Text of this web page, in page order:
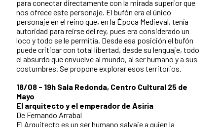
para conectar directamente con la mirada superior que
nos ofrece este personaje. El bufón era el único
personaje en el reino que, en la Época Medieval, tenía
autoridad para reirse del rey, pues era considerado un
loco y todo se le permitía. Desde esa posición el bufón
puede criticar con total libertad, desde su lenguaje, todo
el absurdo que envuelve al mundo, al ser humano y a sus
costumbres. Se propone explorar esos territorios.
18/08 - 19h Sala Redonda, Centro Cultural 25 de
Mayo
El arquitecto y el emperador de Asiria
De Fernando Arrabal
El Arquitecto es un ser humano salvaje a quien la